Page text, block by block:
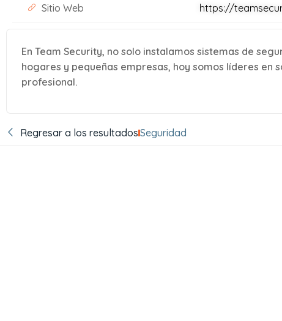
Sitio Web https://
En Team Security, no solo instalamos sistemas de
hogares y pequeñas empresas, hoy somos líderes
profesional.
Regresar a los resultadosSeguridad